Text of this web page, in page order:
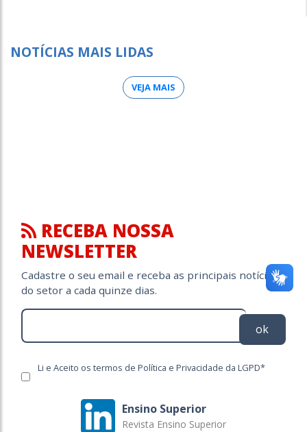
NOTÍCIAS MAIS LIDAS
VEJA MAIS
RECEBA NOSSA
NEWSLETTER
Cadastre o seu email e receba as principais notícias
do setor a cada quinze dias.
ok
Li e Aceito os termos de Política e Privacidade da LGPD*
Ensino Superior
Revista Ensino Superior